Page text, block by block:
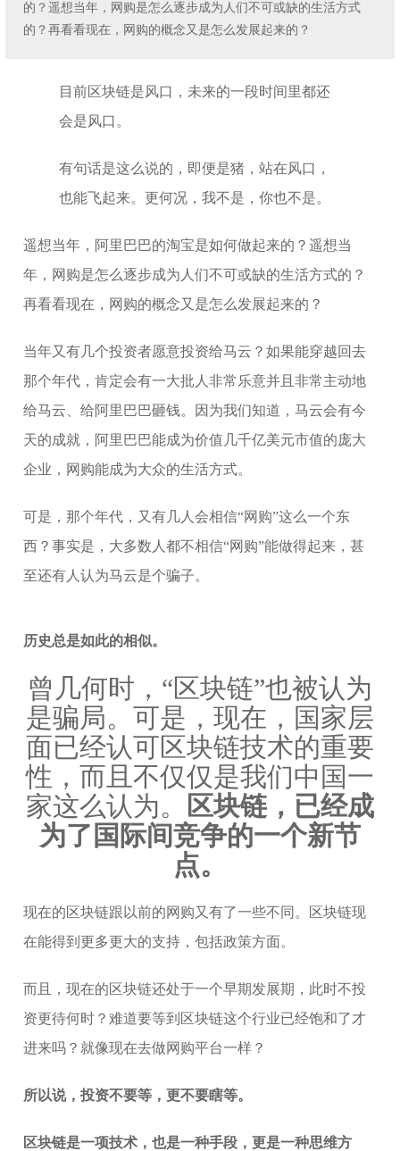
的？遥想当年，网购是怎么逐步成为人们不可或缺的生活方式
的？再看看现在，网购的概念又是怎么发展起来的？
目前区块链是风口，未来的一段时间里都还
会是风口。
有句话是这么说的，即便是猪，站在风口，
也能飞起来。更何况，我不是，你也不是。
遥想当年，阿里巴巴的淘宝是如何做起来的？遥想当
年，网购是怎么逐步成为人们不可或缺的生活方式的？
再看看现在，网购的概念又是怎么发展起来的？
当年又有几个投资者愿意投资给马云？如果能穿越回去
那个年代，肯定会有一大批人非常乐意并且非常主动地
给马云、给阿里巴巴砸钱。因为我们知道，马云会有今
天的成就，阿里巴巴能成为价值几千亿美元市值的庞大
企业，网购能成为大众的生活方式。
可是，那个年代，又有几人会相信“网购”这么一个东
西？事实是，大多数人都不相信“网购”能做得起来，甚
至还有人认为马云是个骗子。
历史总是如此的相似。
曾几何时，“区块链”也被认为
是骗局。可是，现在，国家层
面已经认可区块链技术的重要
性，而且不仅仅是我们中国一
家这么认为。
区块链，已经成
为了国际间竞争的一个新节
点。
现在的区块链跟以前的网购又有了一些不同。区块链现
在能得到更多更大的支持，包括政策方面。
而且，现在的区块链还处于一个早期发展期，此时不投
资更待何时？难道要等到区块链这个行业已经饱和了才
进来吗？就像现在去做网购平台一样？
所以说，投资不要等，更不要瞎等。
区块链是一项技术，也是一种手段，更是一种思维方